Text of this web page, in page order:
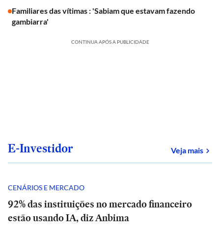
Familiares das vítimas : 'Sabiam que estavam fazendo
gambiarra'
CONTINUA APÓS A PUBLICIDADE
E-Investidor Veja mais
CENÁRIOS E MERCADO
92% das instituições no mercado financeiro
estão usando IA, diz Anbima